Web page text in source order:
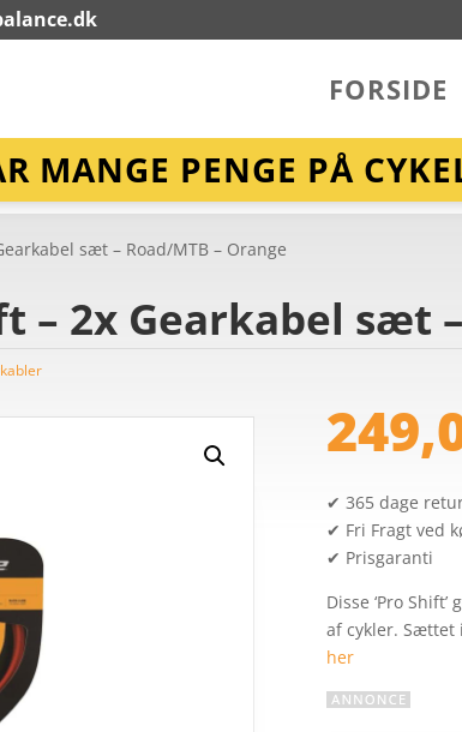
FORSIDE
MANGE PENGE PÅ
sæt – Road/MTB – Orange
– 2x Gearkabel sæt
✔ 365 dage
✔ Fri Fragt ved
✔ Prisgaranti
Disse ‘Pro
af cykler. Sættet
her